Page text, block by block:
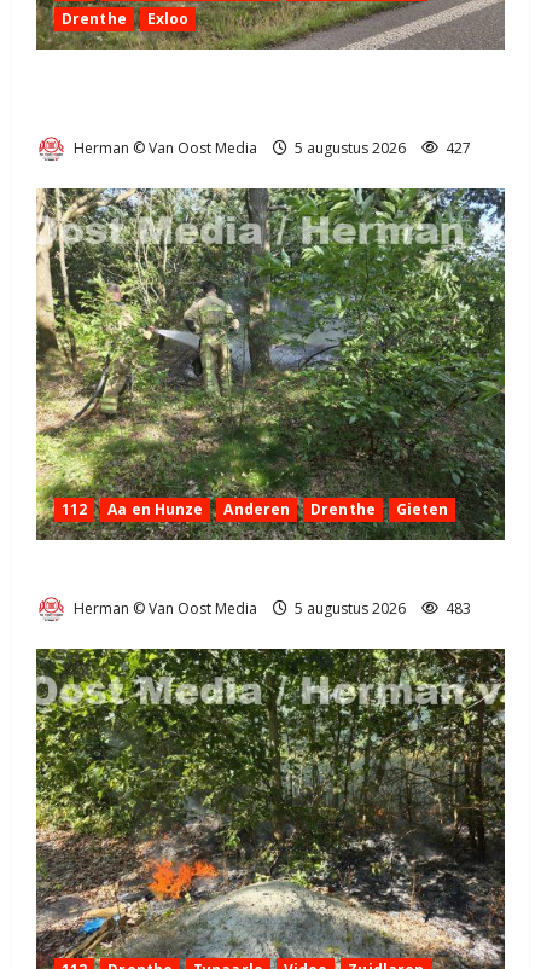
Drenthe
Exloo
Herman © Van Oost Media 5 augustus 2026 427
112 Aa en Hunze Anderen Drenthe Gieten
Herman © Van Oost Media 5 augustus 2026 483